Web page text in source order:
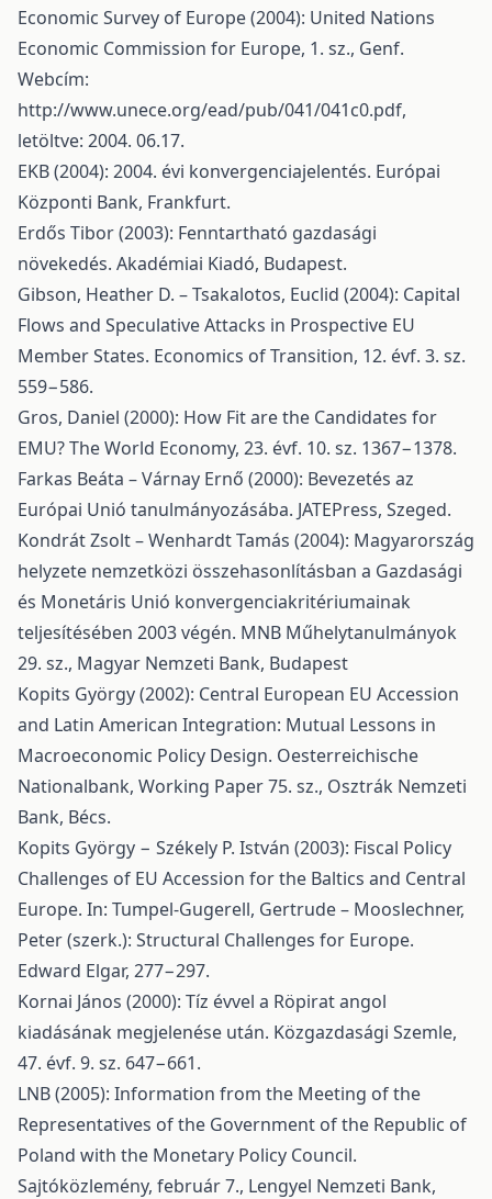
Economic Survey of Europe (2004): United Nations
Economic Commission for Europe, 1. sz., Genf.
Webcím:
http://www.unece.org/ead/pub/041/041c0.pdf,
letöltve: 2004. 06.17.
EKB (2004): 2004. évi konvergenciajelentés. Európai
Központi Bank, Frankfurt.
Erdős Tibor (2003): Fenntartható gazdasági
növekedés. Akadémiai Kiadó, Budapest.
Gibson, Heather D. – Tsakalotos, Euclid (2004): Capital
Flows and Speculative Attacks in Prospective EU
Member States. Economics of Transition, 12. évf. 3. sz.
559−586.
Gros, Daniel (2000): How Fit are the Candidates for
EMU? The World Economy, 23. évf. 10. sz. 1367−1378.
Farkas Beáta – Várnay Ernő (2000): Bevezetés az
Európai Unió tanulmányozásába. JATEPress, Szeged.
Kondrát Zsolt – Wenhardt Tamás (2004): Magyarország
helyzete nemzetközi összehasonlításban a Gazdasági
és Monetáris Unió konvergenciakritériumainak
teljesítésében 2003 végén. MNB Műhelytanulmányok
29. sz., Magyar Nemzeti Bank, Budapest
Kopits György (2002): Central European EU Accession
and Latin American Integration: Mutual Lessons in
Macroeconomic Policy Design. Oesterreichische
Nationalbank, Working Paper 75. sz., Osztrák Nemzeti
Bank, Bécs.
Kopits György − Székely P. István (2003): Fiscal Policy
Challenges of EU Accession for the Baltics and Central
Europe. In: Tumpel-Gugerell, Gertrude – Mooslechner,
Peter (szerk.): Structural Challenges for Europe.
Edward Elgar, 277−297.
Kornai János (2000): Tíz évvel a Röpirat angol
kiadásának megjelenése után. Közgazdasági Szemle,
47. évf. 9. sz. 647−661.
LNB (2005): Information from the Meeting of the
Representatives of the Government of the Republic of
Poland with the Monetary Policy Council.
Sajtóközlemény, február 7., Lengyel Nemzeti Bank,